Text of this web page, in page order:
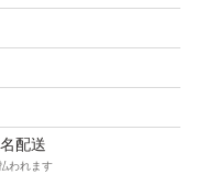
配送
われます